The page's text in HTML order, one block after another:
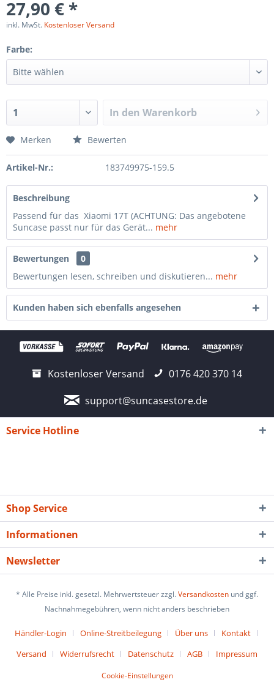
27,90 € *
inkl. MwSt. Kostenloser Versand
Farbe:
In den Warenkorb
Merken Bewerten
Artikel-Nr.: 183749975-159.5
Beschreibung
Passend für das Xiaomi 17T (ACHTUNG: Das angebotene
Suncase passt nur für das Gerät... mehr
Bewertungen
0
Bewertungen lesen, schreiben und diskutieren... mehr
Kunden haben sich ebenfalls angesehen
Kostenloser Versand
0176 420 370 14
support@suncasestore.de
Service Hotline
Shop Service
Informationen
Newsletter
* Alle Preise inkl. gesetzl. Mehrwertsteuer zzgl.Versandkosten und ggf.
Nachnahmegebühren, wenn nicht anders beschrieben
Händler-Login Online-Streitbeilegung Über uns
Kontakt
Versand
Widerrufsrecht Datenschutz AGB Impressum
Cookie-Einstellungen